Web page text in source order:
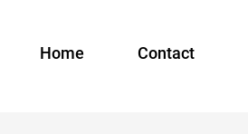
Home Contact